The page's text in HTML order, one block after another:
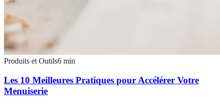
Produits et Outils6 min
Les 10 Meilleures Pratiques pour Accélérer Votre
Menuiserie